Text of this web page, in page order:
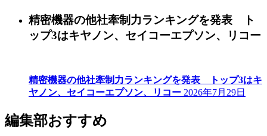
精密機器の他社牽制力ランキングを発表 ト
ップ3はキヤノン、セイコーエプソン、リコー
精密機器の他社牽制力ランキングを発表 トップ3はキ
ヤノン、セイコーエプソン、リコー 2026年7月29日
編集部おすすめ